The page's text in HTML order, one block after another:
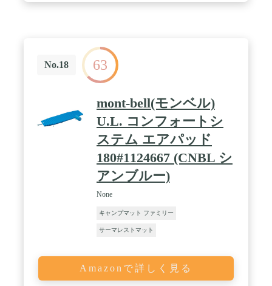
リングにもオススメ。 ✅【TPUコーティング済】
生地にはTPUコーティングが施されています。汚れ
にも強いのでハードな環境でも安心。さらに、生地
は耐久性あるリップストップ生地を使用。 / ✅【商
(約)190cm×75cm×14cm(枕部分23cm) 収納時 :
(約)φ13cm×30cm 重量： (約)1.1kg 材質： 40D リッ
プストップナイロン 付属品： ・収納バッグ / [こん
な商品をお探しの方に] アウトドア寝具 マット キャ
マット 折りたたみ まくら 枕 ピロー 軽量 インフレ
ータブル 190cm 75cm 14cm シングル 一人用 ひとり
用 寝具 ベッド スリーピングマット スリーピングパ
ッド パッド キャンプ寝具 お昼寝 ごろ寝 寝心地 ポ
虫対策 アウトドア アウトドア用品 キャンプ キャン
プ用品 キャンプ道具 キャンプギア Fieldoor フィー
No.18 63
mont-bell(モンベル)
U.L. コンフォートシ
ステム エアパッド
180#1124667 (CNBL シ
アンブルー)
None
キャンプマット ファミリー
サーマレストマット
Amazonで詳しく見る